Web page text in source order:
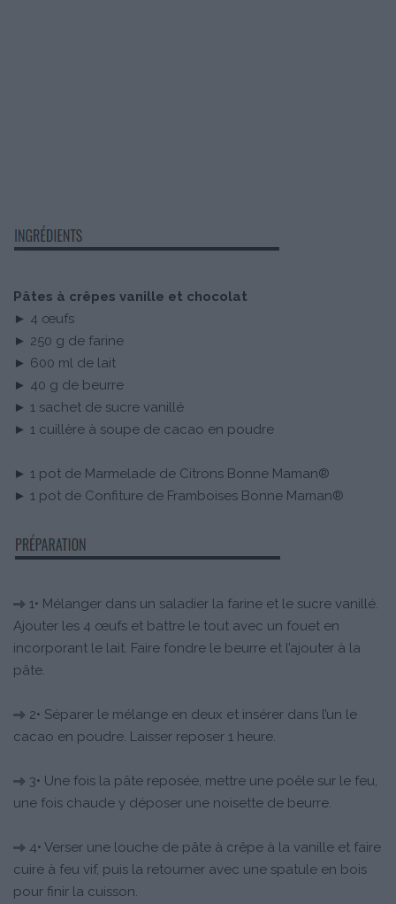
Pâtes à crêpes vanille et chocolat
► 4 œufs
► 250 g de farine
► 600 ml de lait
► 40 g de beurre
► 1 sachet de sucre vanillé
► 1 cuillère à soupe de cacao en poudre
► 1 pot de Marmelade de Citrons Bonne Maman®
► 1 pot de Confiture de Framboises Bonne Maman®
1• Mélanger dans un saladier la farine et le sucre vanillé.
Ajouter les 4 œufs et battre le tout avec un fouet en
incorporant le lait. Faire fondre le beurre et l’ajouter à la
pâte.
2• Séparer le mélange en deux et insérer dans l’un le
cacao en poudre. Laisser reposer 1 heure.
3• Une fois la pâte reposée, mettre une poêle sur le feu,
une fois chaude y déposer une noisette de beurre.
4• Verser une louche de pâte à crêpe à la vanille et faire
cuire à feu vif, puis la retourner avec une spatule en bois
pour finir la cuisson.